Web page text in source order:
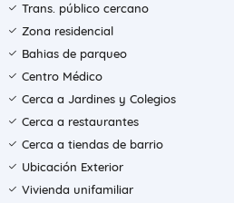
Trans. público cercano
Zona residencial
Bahias de parqueo
Centro Médico
Cerca a Jardines y Colegios
Cerca a restaurantes
Cerca a tiendas de barrio
Ubicación Exterior
Vivienda unifamiliar